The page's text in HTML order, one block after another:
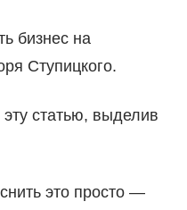
бизнес на
Ступицкого.
статью, выделив
это просто —